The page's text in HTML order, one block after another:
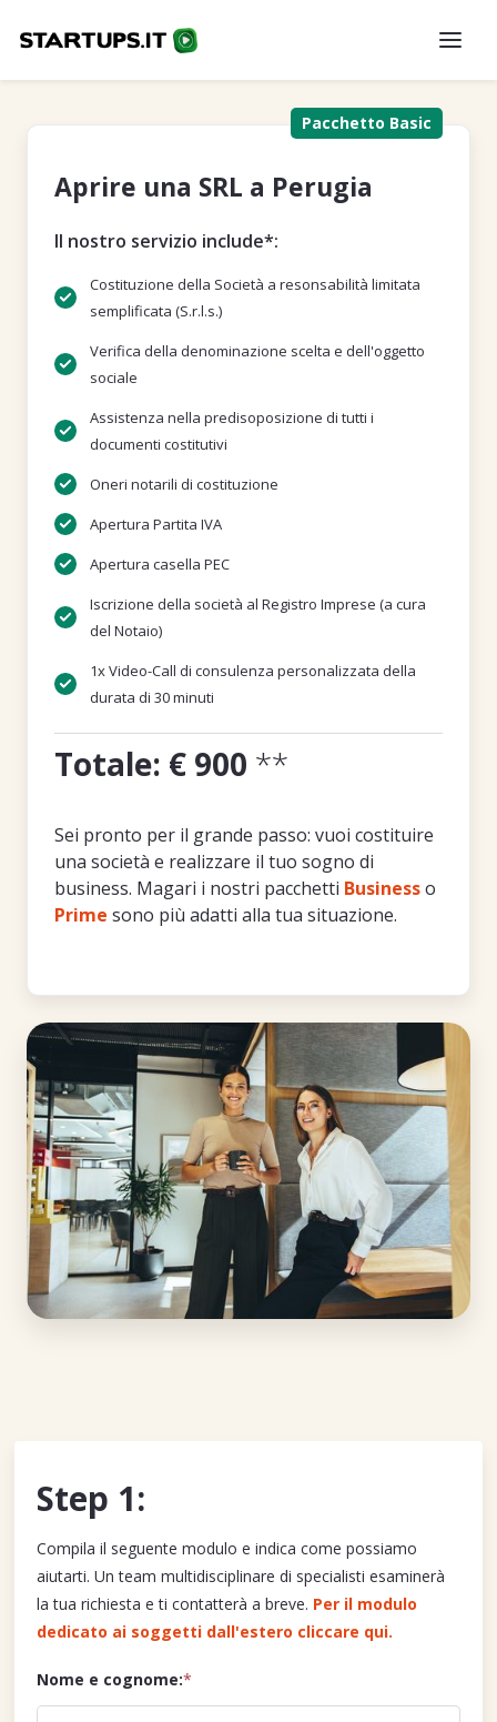
Aprire una SRL a Perugia
Il nostro servizio include*:
Costituzione della Società a resonsabilità limitata
semplificata (S.r.l.s.)
Verifica della denominazione scelta e dell'oggetto
sociale
Assistenza nella predisoposizione di tutti i
documenti costitutivi
Oneri notarili di costituzione
Apertura Partita IVA
Apertura casella PEC
Iscrizione della società al Registro Imprese (a cura
del Notaio)
1x Video-Call di consulenza personalizzata della
durata di 30 minuti
Totale: € 900 **
Sei pronto per il grande passo: vuoi costituire
una società e realizzare il tuo sogno di
business. Magari i nostri pacchetti Businesso
Prime sono più adatti alla tua situazione.
Pacchetto Basic
Step 1:
Compila il seguente modulo e indica come possiamo
aiutarti. Un team multidisciplinare di specialisti esaminerà
la tua richiesta e ti contatterà a breve. Per il modulo
dedicato ai soggetti dall'estero cliccare qui.
Nome e cognome:*